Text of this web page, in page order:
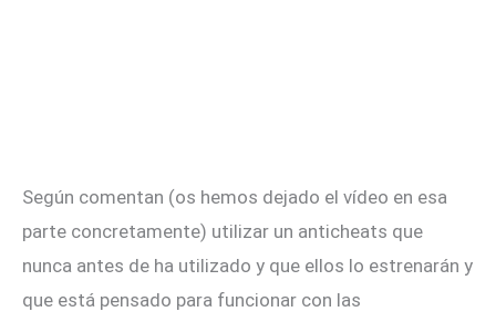
Según comentan (os hemos dejado el vídeo en esa
parte concretamente) utilizar un anticheats que
nunca antes de ha utilizado y que ellos lo estrenarán y
que está pensado para funcionar con las